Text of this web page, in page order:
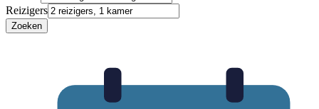
Reizigers
Zoeken